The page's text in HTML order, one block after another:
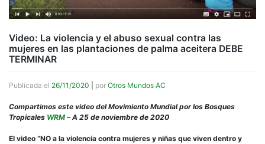
Video: La violencia y el abuso sexual contra las
mujeres en las plantaciones de palma aceitera DEBE
TERMINAR
Publicada el 26/11/2020 por Otros Mundos AC
Compartimos este video del Movimiento Mundial por los Bosques
Tropicales WRM – A 25 de noviembre de 2020
El video “NO a la violencia contra mujeres y niñas que viven dentro y